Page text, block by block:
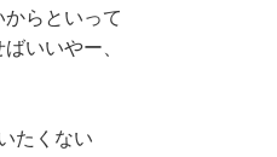
らといって
いいやー、
たくない